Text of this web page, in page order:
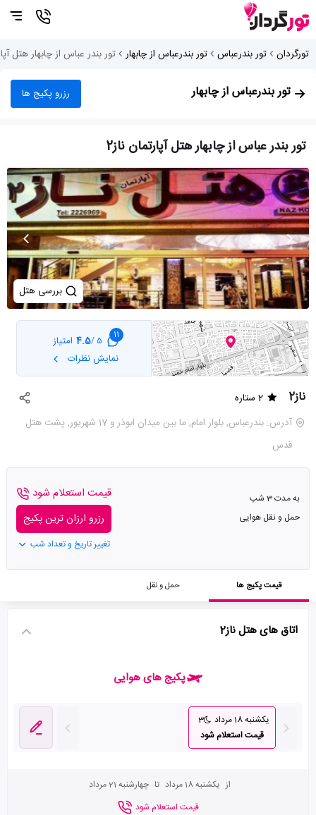
تورگردان تور بندرعباس تور بندرعباس از چابهار تور بندر عباس از چابهار هتل
تور بندرعباس از چابهار رزرو پکیج ها
تور بندر عباس از چابهار هتل آپارتمان ناز2
بررسی هتل
11
5 /
4.5 امتیاز
نمایش نظرات
ناز2
2 ستاره
آدرس: بندرعباس, بلوار امام, ما بین میدان ابوذر و 17 شهریور, پشت هتل
قدس
به مدت 3 شب
حمل و نقل هوایی
قیمت استعلام شود
رزرو ارزان ترین پکیج
تغییر تاریخ و تعداد شب
قیمت پکیج ها حمل و نقل
اتاق های هتل ناز2
پکیج های هوایی
یکشنبه 18 مرداد
3
قیمت استعلام شود
از یکشنبه 18 مرداد تا چهارشنبه 21 مرداد
قیمت استعلام شود